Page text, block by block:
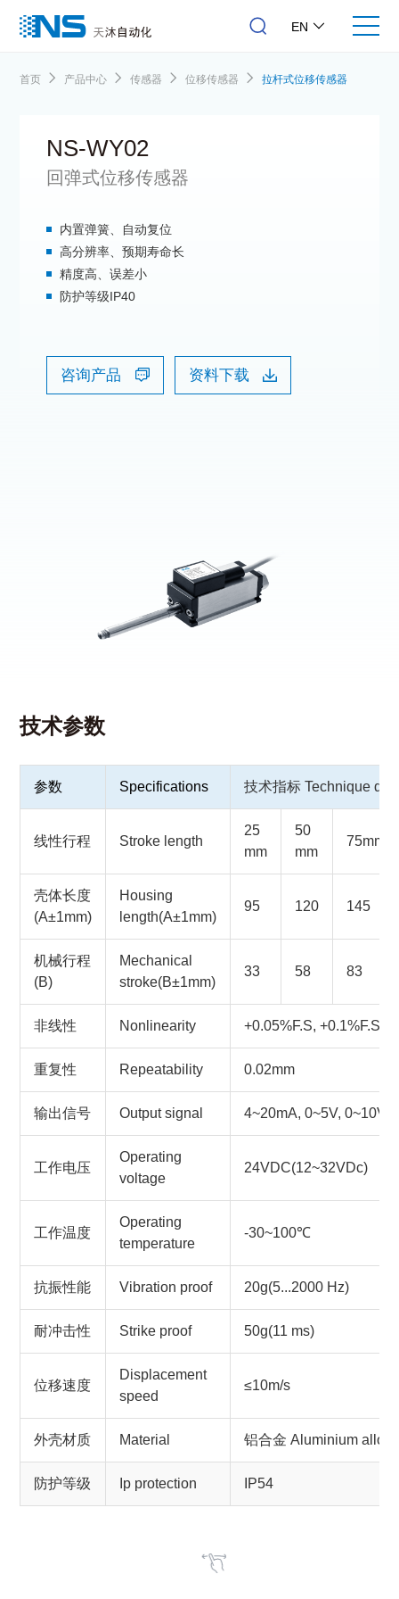
EN
首页 产品中心 传感器 位移传感器 拉杆式位移传感器
NS-WY02
回弹式位移传感器
内置弹簧、自动复位
高分辨率、预期寿命长
精度高、误差小
防护等级IP40
咨询产品 资料下载
技术参数
参数 Specifications 技术指标 Technique
线性行程 Stroke length
25
mm
50
mm
75mm
壳体长度
(A±1mm)
Housing
length(A±1mm)
95 120 145
机械行程
(B)
Mechanical
stroke(B±1mm)
33 58 83
非线性 Nonlinearity +0.05%F.S, +0.1%F.S,
重复性 Repeatability 0.02mm
输出信号 Output signal 4~20mA, 0~5V, 0~10V,
工作电压
Operating
voltage
24VDC(12~32VDc)
工作温度
Operating
temperature
-30~100℃
抗振性能 Vibration proof 20g(5...2000 Hz)
耐冲击性 Strike proof 50g(11 ms)
位移速度
Displacement
speed
≤10m/s
外壳材质 Material 铝合金 Aluminium alloy
防护等级 Ip protection IP54